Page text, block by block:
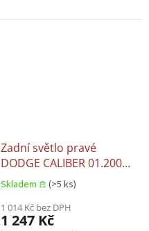
Zadní světlo pravé
DODGE CALIBER 01.2008–
03.2013
Skladem 𖠿 (>5 ks)
1 014 Kč bez DPH
1 247 Kč